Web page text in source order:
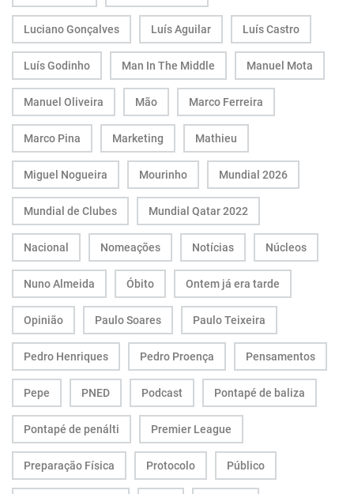
Luciano Gonçalves Luís Aguilar Luís Castro
Luís Godinho Man In The Middle Manuel Mota
Manuel Oliveira Mão Marco Ferreira
Marco Pina Marketing Mathieu
Miguel Nogueira Mourinho Mundial 2026
Mundial de Clubes Mundial Qatar 2022
Nacional Nomeações Notícias Núcleos
Nuno Almeida Óbito Ontem já era tarde
Opinião Paulo Soares Paulo Teixeira
Pedro Henriques Pedro Proença Pensamentos
Pepe PNED Podcast Pontapé de baliza
Pontapé de penálti Premier League
Preparação Física Protocolo Público